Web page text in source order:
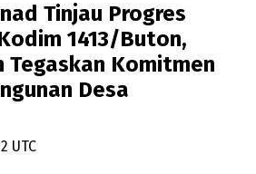
Tinjau Progres
1413/Buton,
Tegaskan Komitmen
Desa
UTC